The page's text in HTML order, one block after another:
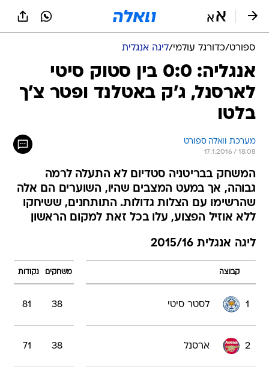
ספורט/כדורגל עולמי/ליגה אנגלית
אנגליה: 0:0 בין סטוק סיטי
לארסנל, ג'ק באטלנד ופטר צ'ך
בלטו
מערכת וואלה ספורט
17.1.2016 / 18:08
המשחק בבריטניה סטדיום לא התעלה לרמה
גבוהה, אך במעט המצבים שהיו, השוערים הם אלה
שהרשימו עם הצלות גדולות. התותחנים, ששיחקו
ללא אוזיל הפצוע, עלו בכל זאת למקום הראשון
ליגה אנגלית 2015/16
קבוצה משחקים נקודות
1 לסטר סיטי 38
81
2 ארסנל 38
71